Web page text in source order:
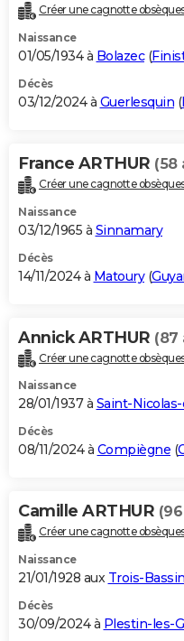
Créer une cagnotte
Naissance
01/05/1934 à Bolazec(
Décès
03/12/2024 à Guerlesquin (
France ARTHUR (58
Créer une cagnotte
Naissance
03/12/1965 à Sinnamary
Décès
14/11/2024 à Matoury(
Annick ARTHUR (87
Créer une cagnotte
Naissance
28/01/1937 à Saint-
Décès
08/11/2024 à Compiègne (
Camille ARTHUR
Créer une cagnotte
Naissance
21/01/1928 aux Trois-
Décès
30/09/2024 à Plestin-les-